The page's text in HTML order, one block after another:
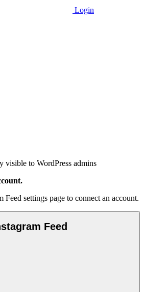
Login
visible to WordPress admins
Feed settings page to connect an account.
Feed